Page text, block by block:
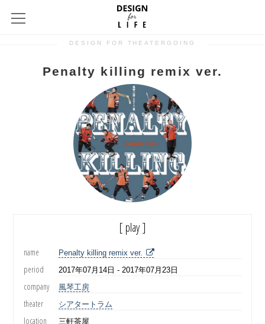
DESIGN FOR THEATERGOING
Penalty killing remix ver.
[ play ]
name Penalty killing remix ver.
period 2017年07月14日 - 2017年07月23日
company 風琴工房
theater シアタートラム
location 三軒茶屋